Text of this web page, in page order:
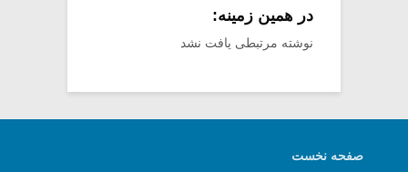
در همین زمینه:
نوشته مرتبطی یافت نشد
صفحه نخست